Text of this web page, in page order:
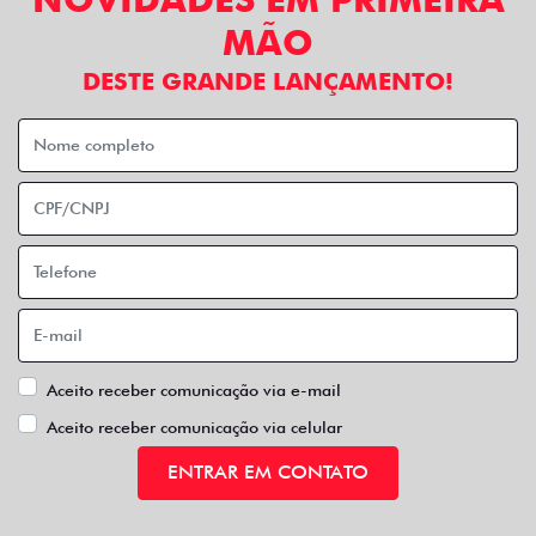
MÃO
DESTE GRANDE LANÇAMENTO!
Aceito receber comunicação via e-mail
Aceito receber comunicação via celular
ENTRAR EM CONTATO